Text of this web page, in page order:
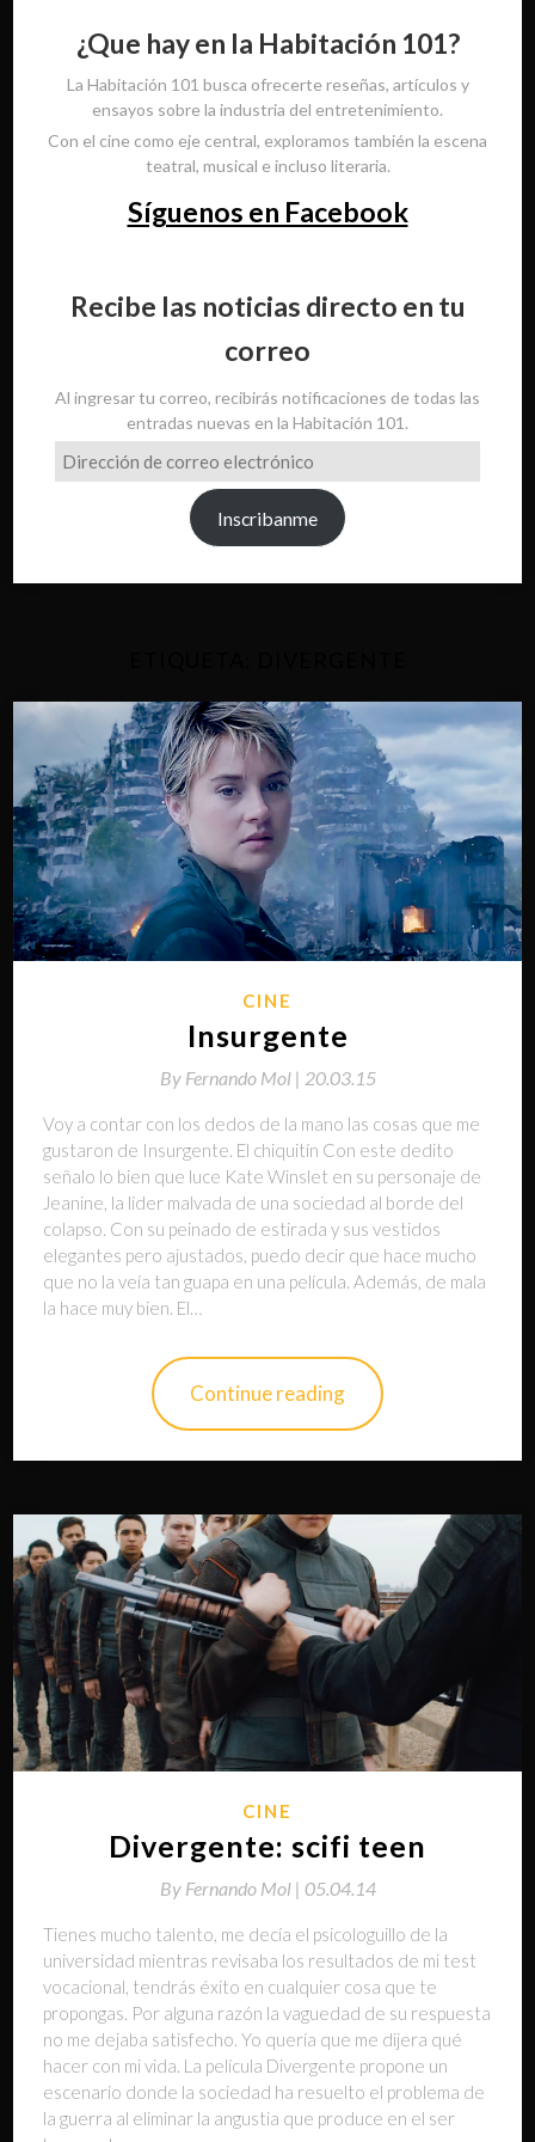
¿Que hay en la Habitación 101?
La Habitación 101 busca ofrecerte reseñas, artículos y
ensayos sobre la industria del entretenimiento.
Con el cine como eje central, exploramos también la escena
teatral, musical e incluso literaria.
Síguenos en Facebook
Recibe las noticias directo en tu
correo
Al ingresar tu correo, recibirás notificaciones de todas las
entradas nuevas en la Habitación 101.
Dirección
de
Inscribanme
CINE
Insurgente
By Fernando Mol | 20.03.15
Voy a contar con los dedos de la mano las cosas que me
gustaron de Insurgente. El chiquitín Con este dedito
señalo lo bien que luce Kate Winslet en su personaje de
Jeanine, la líder malvada de una sociedad al borde del
colapso. Con su peinado de estirada y sus vestidos
elegantes pero ajustados, puedo decir que hace mucho
que no la veía tan guapa en una película. Además, de mala
la hace muy bien. El…
Continue reading
CINE
Divergente: scifi teen
By Fernando Mol | 05.04.14
Tienes mucho talento, me decía el psicologuillo de la
universidad mientras revisaba los resultados de mi test
vocacional, tendrás éxito en cualquier cosa que te
propongas. Por alguna razón la vaguedad de su respuesta
no me dejaba satisfecho. Yo quería que me dijera qué
hacer con mi vida. La película Divergente propone un
escenario donde la sociedad ha resuelto el problema de
la guerra al eliminar la angustia que produce en el ser